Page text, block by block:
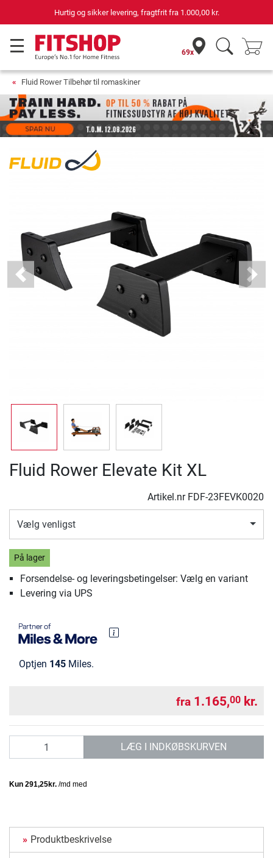
Hurtig og sikker levering, fragtfrit fra 1.000,00 kr.
69x
Fluid Rower Tilbehør til romaskiner
Previous Next
Fluid Rower Elevate Kit XL
Artikel.nr FDF-23FEVK0020
Vælg venligst
På lager
Forsendelse- og leveringsbetingelser: Vælg en variant
Levering via UPS
Optjen 145 Miles.
fra 1.165,00 kr.
LÆG I INDKØBSKURVEN
Produktbeskrivelse